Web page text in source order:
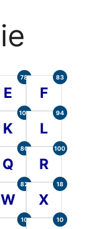
E
78
F
83
K
101
L
94
Q
80
R
100
W
82
X
18
10 10